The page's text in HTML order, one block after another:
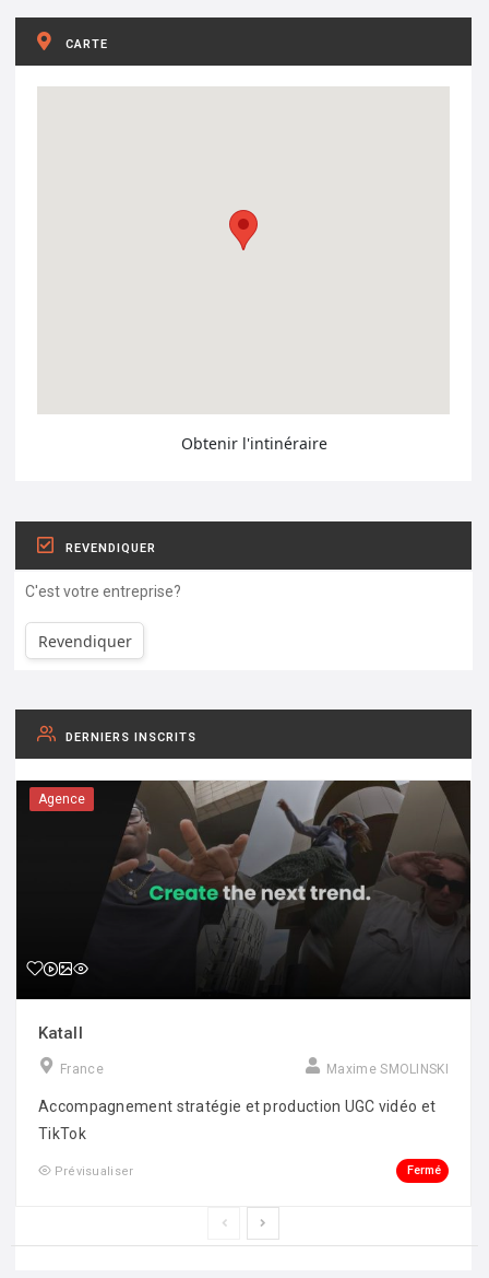
CARTE
Obtenir l'intinéraire
REVENDIQUER
C'est votre entreprise?
Revendiquer
DERNIERS INSCRITS
Agence
Katall
France Maxime SMOLINSKI
Accompagnement stratégie et production UGC vidéo et
TikTok
Prévisualiser Fermé